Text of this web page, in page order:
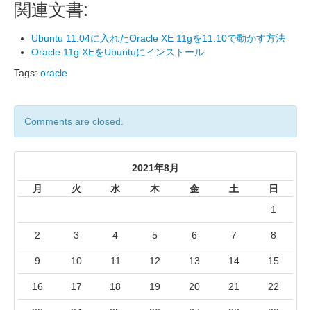
関連文書:
Ubuntu 11.04に入れたOracle XE 11gを11.10で動かす方法
Oracle 11g XEをUbuntuにインストール
Tags: oracle
Comments are closed.
2021年8月
月
火 水 木 金 土 日
1
2 3 4 5 6 7 8
9 10 11 12 13 14 15
16 17 18 19 20 21 22